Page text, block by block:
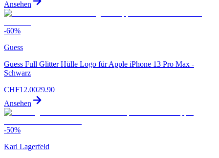
Ansehen
-60%
Guess
Guess Full Glitter Hülle Logo für Apple iPhone 13 Pro Max -
Schwarz
CHF12.0029.90
Ansehen
-50%
Karl Lagerfeld